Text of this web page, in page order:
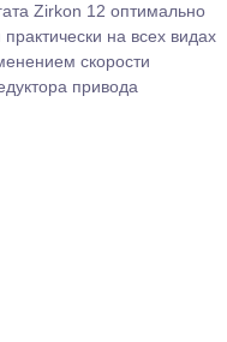
Zirkon 12 оптимально
на всех видах
скорости
привода